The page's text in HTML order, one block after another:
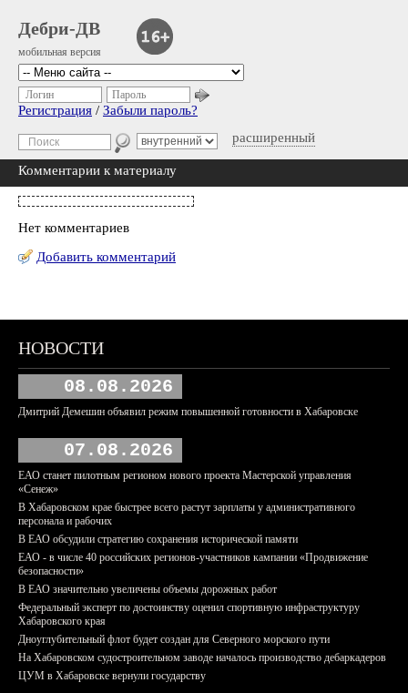
Дебри-ДВ
мобильная версия
расширенный
Логин Пароль
Регистрация / Забыли пароль?
Комментарии к материалу
Нет комментариев
Добавить комментарий
НОВОСТИ
08.08.2026
Дмитрий Демешин объявил режим повышенной готовности в Хабаровске
07.08.2026
ЕАО станет пилотным регионом нового проекта Мастерской управления
«Сенеж»
В Хабаровском крае быстрее всего растут зарплаты у административного
персонала и рабочих
В ЕАО обсудили стратегию сохранения исторической памяти
ЕАО - в числе 40 российских регионов-участников кампании «Продвижение
безопасности»
В ЕАО значительно увеличены объемы дорожных работ
Федеральный эксперт по достоинству оценил спортивную инфраструктуру
Хабаровского края
Дноуглубительный флот будет создан для Северного морского пути
На Хабаровском судостроительном заводе началось производство дебаркадеров
ЦУМ в Хабаровске вернули государству